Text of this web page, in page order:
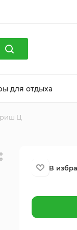
для отдыха
Ц